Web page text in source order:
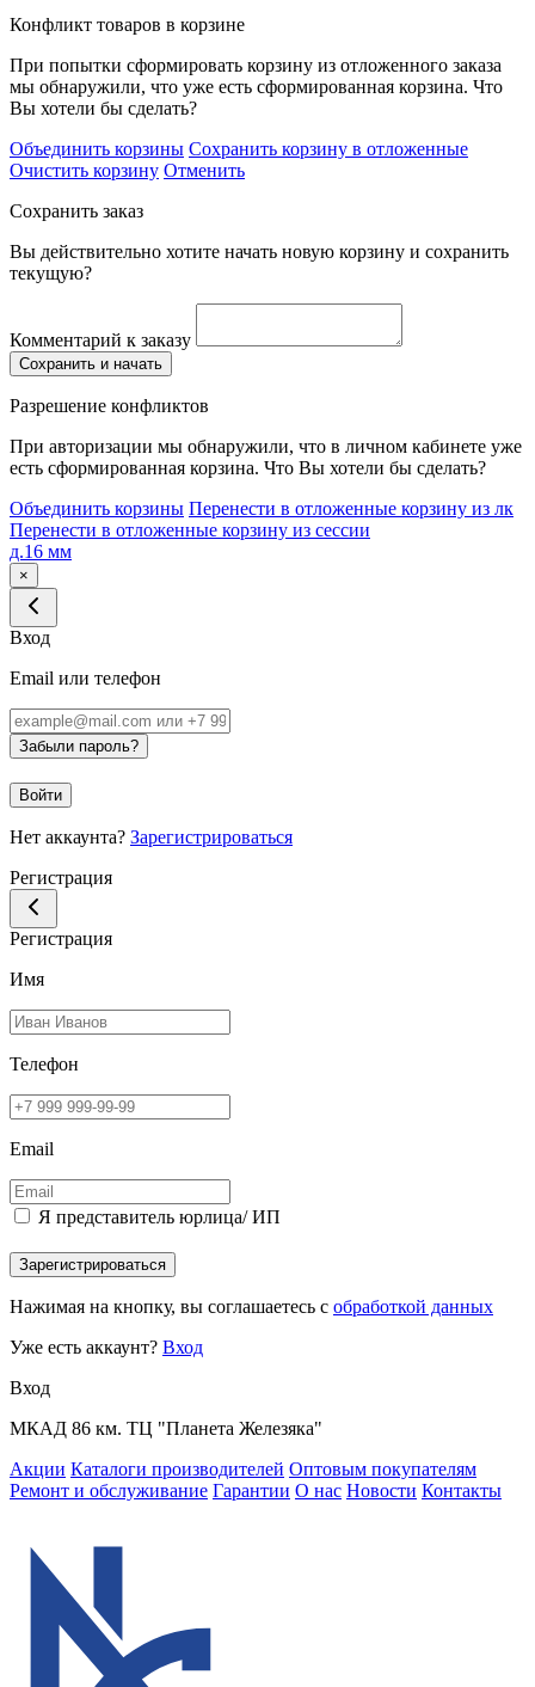
Конфликт товаров в корзине
При попытки сформировать корзину из отложенного заказа
мы обнаружили, что уже есть сформированная корзина. Что
Вы хотели бы сделать?
Объединить корзины Сохранить корзину в отложенные
Очистить корзину Отменить
Сохранить заказ
Вы действительно хотите начать новую корзину и сохранить
текущую?
Комментарий к заказу
Сохранить и начать
Разрешение конфликтов
При авторизации мы обнаружили, что в личном кабинете уже
есть сформированная корзина. Что Вы хотели бы сделать?
Объединить корзины Перенести в отложенные корзину из лк
Перенести в отложенные корзину из сессии
д.16 мм
×
Вход
Email или телефон
Забыли пароль?
Войти
Нет аккаунта? Зарегистрироваться
Регистрация
Регистрация
Имя
Телефон
Email
Я представитель юрлица/ ИП
Зарегистрироваться
Нажимая на кнопку, вы соглашаетесь с обработкой данных
Уже есть аккаунт? Вход
Вход
МКАД 86 км. ТЦ "Планета Железяка"
Акции Каталоги производителей Оптовым покупателям
Ремонт и обслуживание Гарантии О нас Новости Контакты